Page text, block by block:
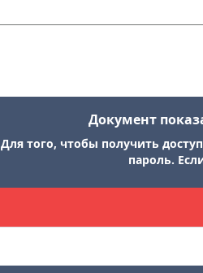
Документ
Для того, чтобы получить
пароль.